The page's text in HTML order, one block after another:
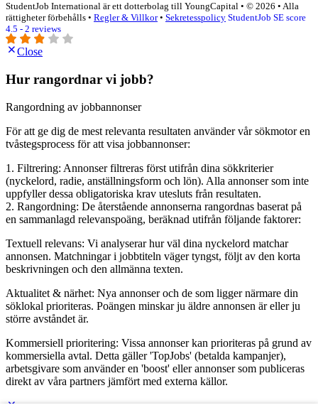
StudentJob International är ett dotterbolag till YoungCapital • © 2026 • Alla
rättigheter förbehålls • Regler & Villkor• Sekretesspolicy StudentJob SE score
4.5 - 2 reviews
Close
Hur rangordnar vi jobb?
Rangordning av jobbannonser
För att ge dig de mest relevanta resultaten använder vår sökmotor en
tvåstegsprocess för att visa jobbannonser:
1. Filtrering: Annonser filtreras först utifrån dina sökkriterier
(nyckelord, radie, anställningsform och lön). Alla annonser som inte
uppfyller dessa obligatoriska krav utesluts från resultaten.
2. Rangordning: De återstående annonserna rangordnas baserat på
en sammanlagd relevanspoäng, beräknad utifrån följande faktorer:
Textuell relevans: Vi analyserar hur väl dina nyckelord matchar
annonsen. Matchningar i jobbtiteln väger tyngst, följt av den korta
beskrivningen och den allmänna texten.
Aktualitet & närhet: Nya annonser och de som ligger närmare din
söklokal prioriteras. Poängen minskar ju äldre annonsen är eller ju
större avståndet är.
Kommersiell prioritering: Vissa annonser kan prioriteras på grund av
kommersiella avtal. Detta gäller 'TopJobs' (betalda kampanjer),
arbetsgivare som använder en 'boost' eller annonser som publiceras
direkt av våra partners jämfört med externa källor.